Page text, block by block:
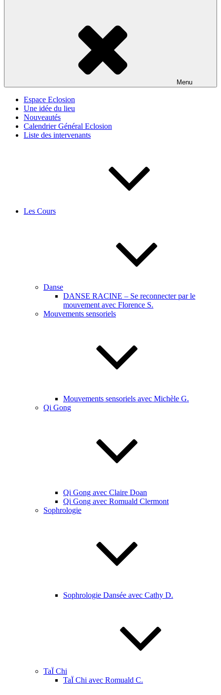
Menu
Espace Eclosion
Une idée du lieu
Nouveautés
Calendrier Général Eclosion
Liste des intervenants
Les Cours
Danse
DANSE RACINE – Se reconnecter par le
mouvement avec Florence S.
Mouvements sensoriels
Mouvements sensoriels avec Michèle G.
Qi Gong
Qi Gong avec Claire Doan
Qi Gong avec Romuald Clermont
Sophrologie
Sophrologie Dansée avec Cathy D.
TaÏ Chi
TaÏ Chi avec Romuald C.